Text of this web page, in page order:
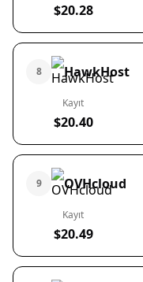
$20.28
8 HawkHost
Kayıt
$20.40
9 OVHcloud
Kayıt
$20.49